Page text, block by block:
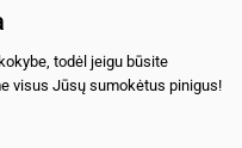
todėl jeigu būsite
visus Jūsų sumokėtus pinigus!